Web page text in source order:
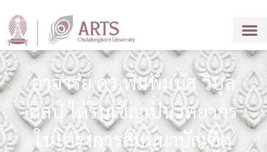
อาจารย์ ดร.พิมพ์มนัส วิบุล
ศิลป์ ได้รับเชิญเป็นวิทยากร
ในโครงการสัมมนาบัณฑิต